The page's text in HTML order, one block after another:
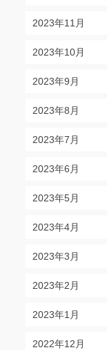
2023年11月
2023年10月
2023年9月
2023年8月
2023年7月
2023年6月
2023年5月
2023年4月
2023年3月
2023年2月
2023年1月
2022年12月